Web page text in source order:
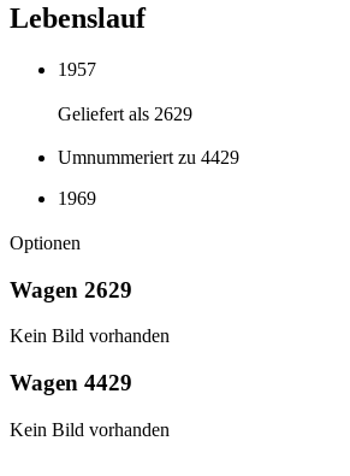
Lebenslauf
1957
Geliefert als 2629
Umnummeriert zu 4429
1969
Optionen
Wagen 2629
Kein Bild vorhanden
Wagen 4429
Kein Bild vorhanden